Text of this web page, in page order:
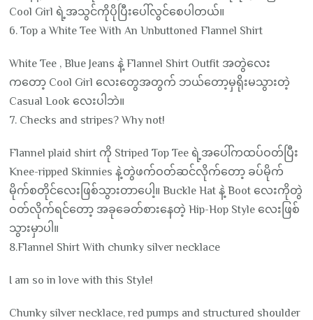
Cool Girl ရဲ့အသွင်ကိုပိုပြီးပေါ်လွင်စေပါတယ်။
6. Top a White Tee With An Unbuttoned Flannel Shirt
White Tee , Blue Jeans နဲ့ Flannel Shirt Outfit အတွဲလေး
ကတော့ Cool Girl လေးတွေအတွက် ဘယ်တော့မှရိုးမသွားတဲ့
Casual Look လေးပါဘဲ။
7. Checks and stripes? Why not!
Flannel plaid shirt ကို Striped Top Tee ရဲ့အပေါ်ကထပ်ဝတ်ပြီး
Knee-ripped Skinnies နဲ့တွဲဖက်ဝတ်ဆင်လိုက်တော့ ခပ်မိုက်
မိုက်စတိုင်လေးဖြစ်သွားတာပေါ့။ Buckle Hat နဲ့ Boot လေးကိုတွဲ
ဝတ်လိုက်ရင်တော့ အခုခေတ်စားနေတဲ့ Hip-Hop Style လေးဖြစ်
သွားမှာပါ။
8.Flannel Shirt With chunky silver necklace
I am so in love with this Style!
Chunky silver necklace, red pumps and structured shoulder